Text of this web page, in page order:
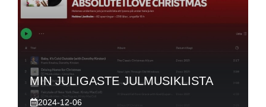
MIN JULIGASTE JULMUSIKLISTA
2024-12-06